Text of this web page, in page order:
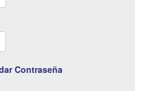
Contraseña